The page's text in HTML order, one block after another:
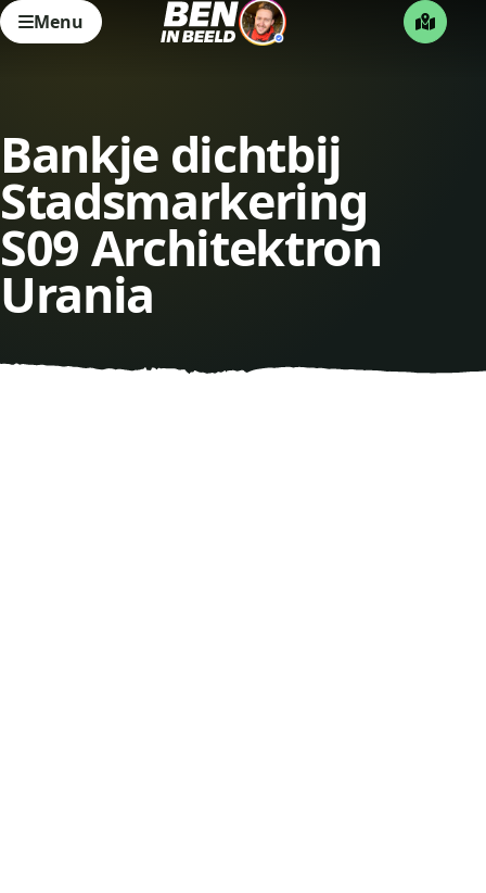
Menu
Bankje dichtbij
Stadsmarkering
S09 Architektron
Urania